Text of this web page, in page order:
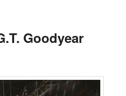
Goodyear